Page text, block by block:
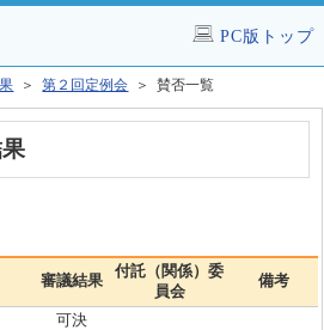
PC版トップ
＞第２回定例会 ＞ 賛否一覧
審議結果
付託（関係）委
員会
備考
可決